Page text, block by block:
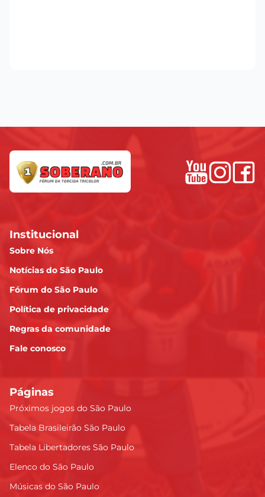
Institucional
Sobre Nós
Notícias do São Paulo
Fórum do São Paulo
Política de privacidade
Regras da comunidade
Fale conosco
Páginas
Próximos jogos do São Paulo
Tabela Brasileirão São Paulo
Tabela Libertadores São Paulo
Elenco do São Paulo
Músicas do São Paulo